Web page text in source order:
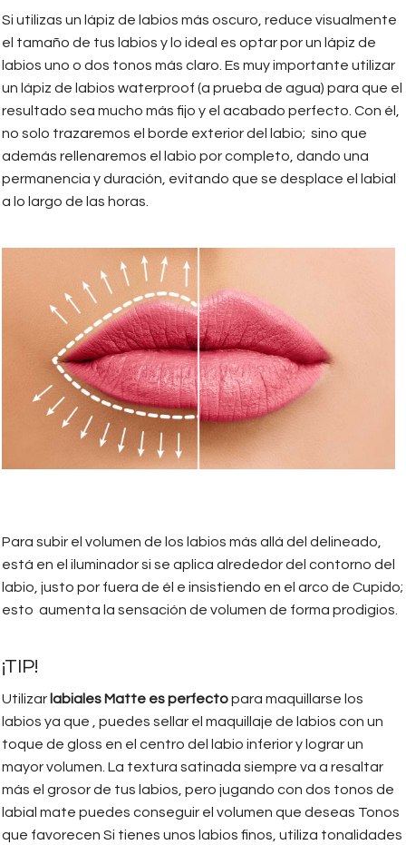
Si utilizas un lápiz de labios más oscuro, reduce visualmente
el tamaño de tus labios y lo ideal es optar por un lápiz de
labios uno o dos tonos más claro. Es muy importante utilizar
un lápiz de labios waterproof (a prueba de agua) para que el
resultado sea mucho más fijo y el acabado perfecto. Con él,
no solo trazaremos el borde exterior del labio; sino que
además rellenaremos el labio por completo, dando una
permanencia y duración, evitando que se desplace el labial
a lo largo de las horas.
labios_3.jpg
Para subir el volumen de los labios más allá del delineado,
está en el iluminador si se aplica alrededor del contorno del
labio, justo por fuera de él e insistiendo en el arco de Cupido;
esto aumenta la sensación de volumen de forma prodigios.
¡TIP!
Utilizar labiales Matte es perfectopara maquillarse los
labios ya que , puedes sellar el maquillaje de labios con un
toque de gloss en el centro del labio inferior y lograr un
mayor volumen. La textura satinada siempre va a resaltar
más el grosor de tus labios, pero jugando con dos tonos de
labial mate puedes conseguir el volumen que deseas Tonos
que favorecen Si tienes unos labios finos, utiliza tonalidades